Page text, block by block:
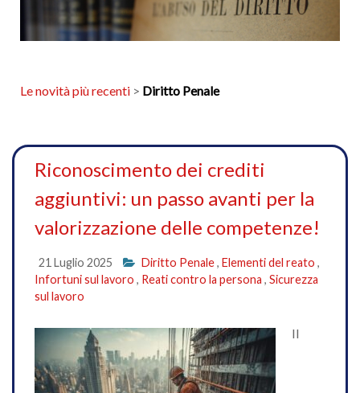
Le novità più recenti > Diritto Penale
Riconoscimento dei crediti
aggiuntivi: un passo avanti per la
valorizzazione delle competenze!
21 Luglio 2025 Diritto Penale, Elementi del reato ,
Infortuni sul lavoro , Reati contro la persona , Sicurezza
sul lavoro
Il